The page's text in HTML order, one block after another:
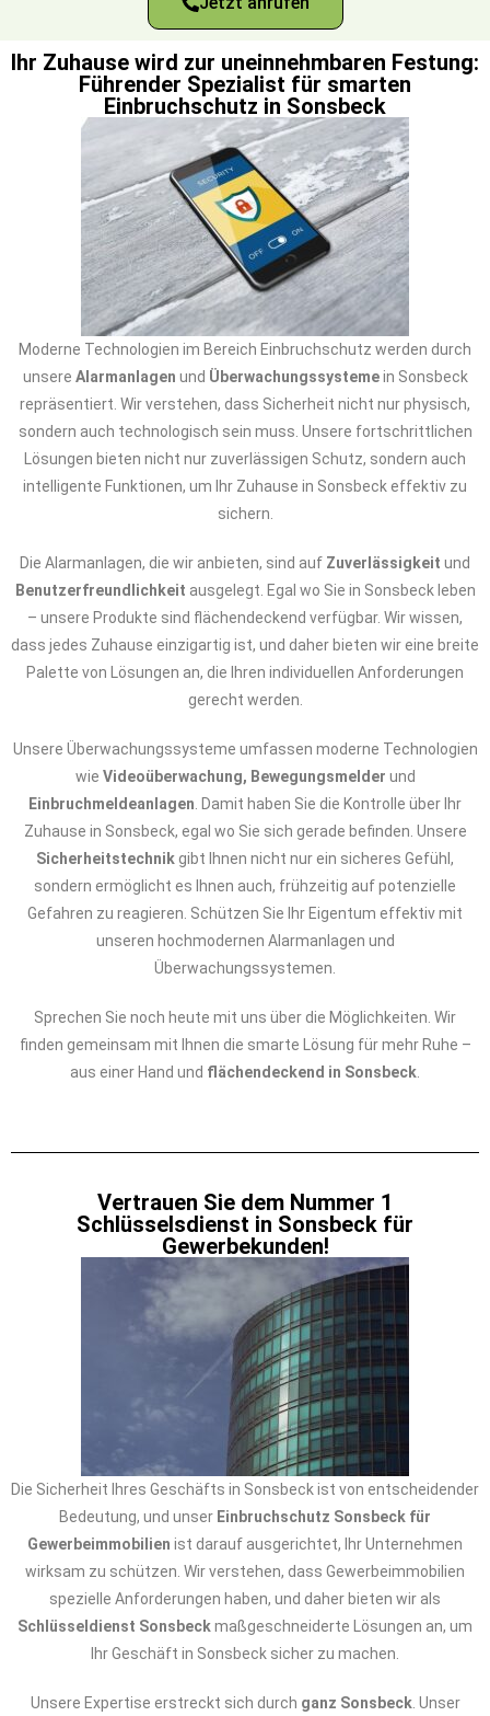
Ihr Zuhause wird zur uneinnehmbaren Festung:
Führender Spezialist für smarten
Einbruchschutz in Sonsbeck
Moderne Technologien im Bereich Einbruchschutz werden durch
unsere Alarmanlagen und Überwachungssystemein Sonsbeck
repräsentiert. Wir verstehen, dass Sicherheit nicht nur physisch,
sondern auch technologisch sein muss. Unsere fortschrittlichen
Lösungen bieten nicht nur zuverlässigen Schutz, sondern auch
intelligente Funktionen, um Ihr Zuhause in Sonsbeck effektiv zu
sichern.
Die Alarmanlagen, die wir anbieten, sind auf Zuverlässigkeit und
Benutzerfreundlichkeit ausgelegt. Egal wo Sie in Sonsbeck leben
– unsere Produkte sind flächendeckend verfügbar. Wir wissen,
dass jedes Zuhause einzigartig ist, und daher bieten wir eine breite
Palette von Lösungen an, die Ihren individuellen Anforderungen
gerecht werden.
Unsere Überwachungssysteme umfassen moderne Technologien
wie Videoüberwachung, Bewegungsmelder und
Einbruchmeldeanlagen . Damit haben Sie die Kontrolle über Ihr
Zuhause in Sonsbeck, egal wo Sie sich gerade befinden. Unsere
Sicherheitstechnik gibt Ihnen nicht nur ein sicheres Gefühl,
sondern ermöglicht es Ihnen auch, frühzeitig auf potenzielle
Gefahren zu reagieren. Schützen Sie Ihr Eigentum effektiv mit
unseren hochmodernen Alarmanlagen und
Überwachungssystemen.
Sprechen Sie noch heute mit uns über die Möglichkeiten. Wir
finden gemeinsam mit Ihnen die smarte Lösung für mehr Ruhe –
aus einer Hand und flächendeckend in Sonsbeck
Vertrauen Sie dem Nummer 1
Schlüsselsdienst in Sonsbeck für
Gewerbekunden!
Die Sicherheit Ihres Geschäfts in Sonsbeck ist von entscheidender
Bedeutung, und unser Einbruchschutz Sonsbeck für
Gewerbeimmobilien ist darauf ausgerichtet, Ihr Unternehmen
wirksam zu schützen. Wir verstehen, dass Gewerbeimmobilien
spezielle Anforderungen haben, und daher bieten wir als
Schlüsseldienst Sonsbeckmaßgeschneiderte Lösungen an, um
Ihr Geschäft in Sonsbeck sicher zu machen.
Unsere Expertise erstreckt sich durch ganz Sonsbeck. Unser